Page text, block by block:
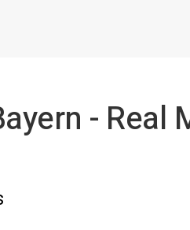
- Real